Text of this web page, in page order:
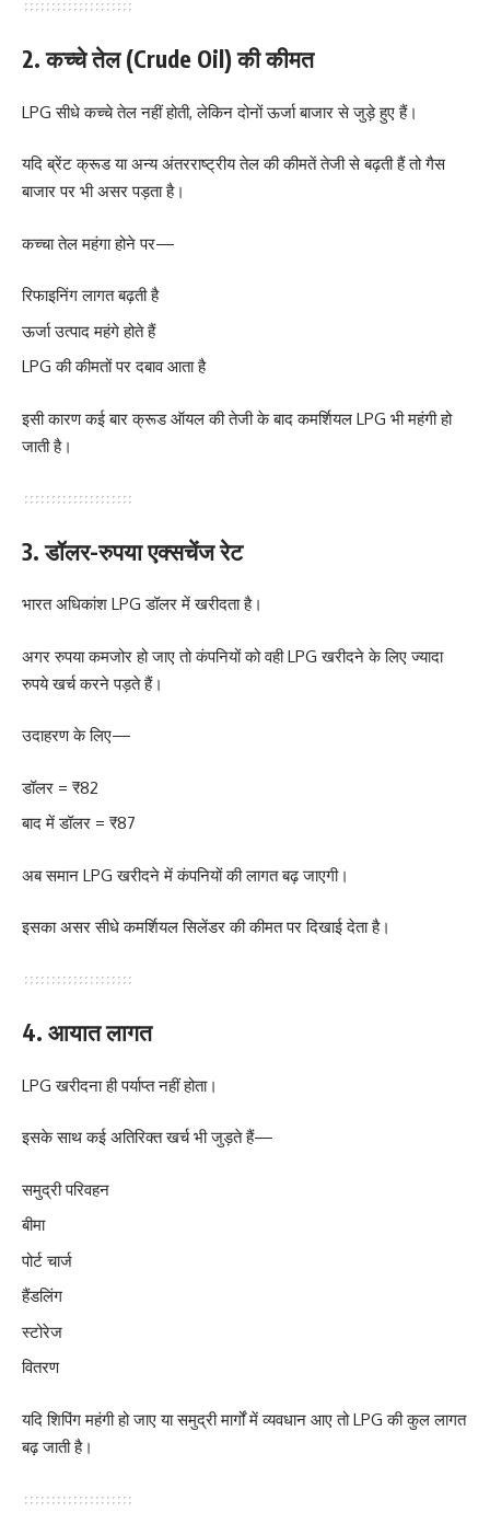
2. कच्चे तेल (Crude Oil) की कीमत
LPG सीधे कच्चे तेल नहीं होती, लेकिन दोनों ऊर्जा बाजार से जुड़े हुए हैं।
यदि ब्रेंट क्रूड या अन्य अंतरराष्ट्रीय तेल की कीमतें तेजी से बढ़ती हैं तो गैस
बाजार पर भी असर पड़ता है।
कच्चा तेल महंगा होने पर—
रिफाइनिंग लागत बढ़ती है
ऊर्जा उत्पाद महंगे होते हैं
LPG की कीमतों पर दबाव आता है
इसी कारण कई बार क्रूड ऑयल की तेजी के बाद कमर्शियल LPG भी महंगी हो
जाती है।
3. डॉलर-रुपया एक्सचेंज रेट
भारत अधिकांश LPG डॉलर में खरीदता है।
अगर रुपया कमजोर हो जाए तो कंपनियों को वही LPG खरीदने के लिए ज्यादा
रुपये खर्च करने पड़ते हैं।
उदाहरण के लिए—
डॉलर = ₹82
बाद में डॉलर = ₹87
अब समान LPG खरीदने में कंपनियों की लागत बढ़ जाएगी।
इसका असर सीधे कमर्शियल सिलेंडर की कीमत पर दिखाई देता है।
4. आयात लागत
LPG खरीदना ही पर्याप्त नहीं होता।
इसके साथ कई अतिरिक्त खर्च भी जुड़ते हैं—
समुद्री परिवहन
बीमा
पोर्ट चार्ज
हैंडलिंग
स्टोरेज
वितरण
यदि शिपिंग महंगी हो जाए या समुद्री मार्गों में व्यवधान आए तो LPG की कुल लागत
बढ़ जाती है।